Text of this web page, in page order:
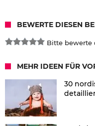
BEWERTE DIESEN
Bitte bewerte
MEHR IDEEN FÜR
30